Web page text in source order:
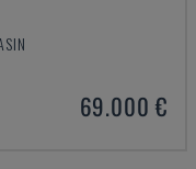
69.000 €